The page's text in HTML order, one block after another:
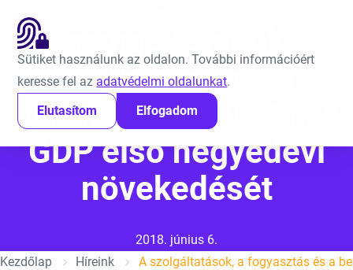
Sütiket használunk az oldalon. További információért
keresse fel az adatvédelmi oldalunkat.
Elutasítom
Elfogadom
Ugrás a tartalomra
A szolgáltatások, a
fogyasztás és a
beruházások húzták a
GDP első negyedévi
növekedését
Közzétéve:
2018. június 6.
Kezdőlap
Híreink